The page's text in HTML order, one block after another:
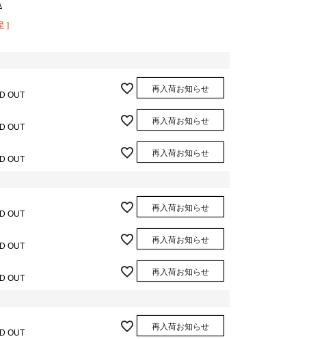
]
OUT
再入荷お知らせ
OUT
再入荷お知らせ
OUT
再入荷お知らせ
OUT
再入荷お知らせ
OUT
再入荷お知らせ
OUT
再入荷お知らせ
OUT
再入荷お知らせ